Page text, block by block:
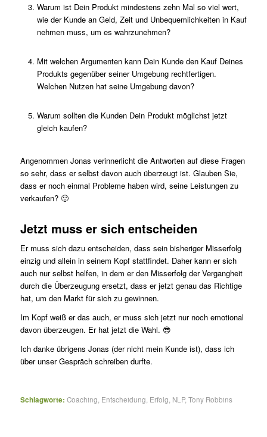
Warum ist Dein Produkt mindestens zehn Mal so viel wert,
wie der Kunde an Geld, Zeit und Unbequemlichkeiten in Kauf
nehmen muss, um es wahrzunehmen?
Mit welchen Argumenten kann Dein Kunde den Kauf Deines
Produkts gegenüber seiner Umgebung rechtfertigen.
Welchen Nutzen hat seine Umgebung davon?
Warum sollten die Kunden Dein Produkt möglichst jetzt
gleich kaufen?
Angenommen Jonas verinnerlicht die Antworten auf diese Fragen
so sehr, dass er selbst davon auch überzeugt ist. Glauben Sie,
dass er noch einmal Probleme haben wird, seine Leistungen zu
verkaufen? 🙂
Jetzt muss er sich entscheiden
Er muss sich dazu entscheiden, dass sein bisheriger Misserfolg
einzig und allein in seinem Kopf stattfindet. Daher kann er sich
auch nur selbst helfen, in dem er den Misserfolg der Vergangheit
durch die Überzeugung ersetzt, dass er jetzt genau das Richtige
hat, um den Markt für sich zu gewinnen.
Im Kopf weiß er das auch, er muss sich jetzt nur noch emotional
davon überzeugen. Er hat jetzt die Wahl. 😎
Ich danke übrigens Jonas (der nicht mein Kunde ist), dass ich
über unser Gespräch schreiben durfte.
Schlagworte: Coaching Entscheidung Erfolg NLP, Tony Robbins